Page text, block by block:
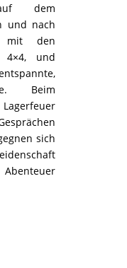
dem
und nach
den
4×4, und
Beim
sich